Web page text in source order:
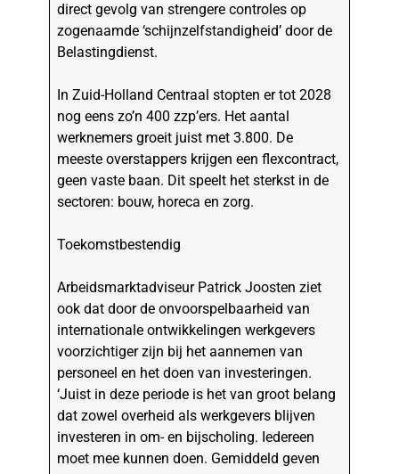
direct gevolg van strengere controles op
zogenaamde ‘schijnzelfstandigheid’ door de
Belastingdienst.
In Zuid-Holland Centraal stopten er tot 2028
nog eens zo’n 400 zzp’ers. Het aantal
werknemers groeit juist met 3.800. De
meeste overstappers krijgen een flexcontract,
geen vaste baan. Dit speelt het sterkst in de
sectoren: bouw, horeca en zorg.
Toekomstbestendig
Arbeidsmarktadviseur Patrick Joosten ziet
ook dat door de onvoorspelbaarheid van
internationale ontwikkelingen werkgevers
voorzichtiger zijn bij het aannemen van
personeel en het doen van investeringen.
‘Juist in deze periode is het van groot belang
dat zowel overheid als werkgevers blijven
investeren in om- en bijscholing. Iedereen
moet mee kunnen doen. Gemiddeld geven